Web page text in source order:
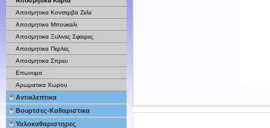
Αποσμητικα Κονσερβα Ζελε
Αποσμητικα Μπουκαλι
Αποσμητικα Ξυλινες Σφαιρες
Αποσμητικα Περλες
Αποσμητικα Σπρευ
Επωνυμα
Αρωματικα Χωρου
Αντικλεπτικα
Βουρτσες-Καθαριστικα
Υαλοκαθαριστηρες